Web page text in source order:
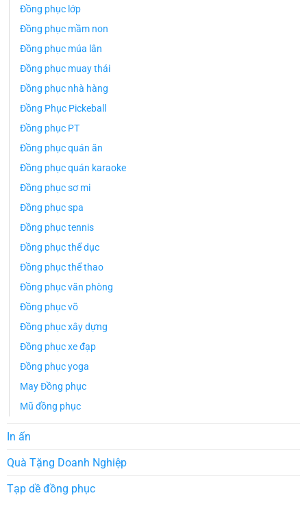
Đồng phục lớp
Đồng phục mầm non
Đồng phục múa lân
Đồng phục muay thái
Đồng phục nhà hàng
Đồng Phục Pickeball
Đồng phục PT
Đồng phục quán ăn
Đồng phục quán karaoke
Đồng phục sơ mi
Đồng phục spa
Đồng phục tennis
Đồng phục thể dục
Đồng phục thể thao
Đồng phục văn phòng
Đồng phục võ
Đồng phục xây dựng
Đồng phục xe đạp
Đồng phục yoga
May Đồng phục
Mũ đồng phục
In ấn
Quà Tặng Doanh Nghiệp
Tạp dề đồng phục